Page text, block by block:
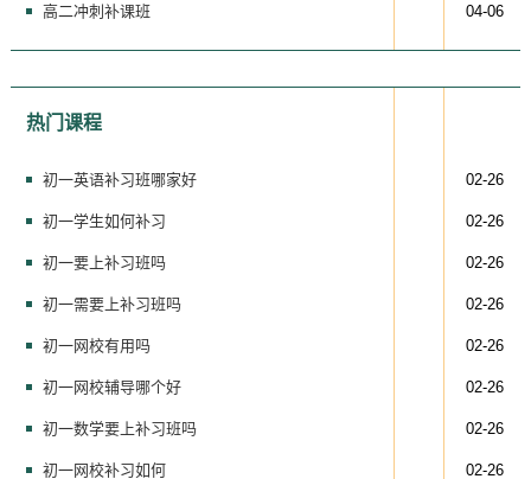
高二冲刺补课班 04-06
热门课程
初一英语补习班哪家好 02-26
初一学生如何补习 02-26
初一要上补习班吗 02-26
初一需要上补习班吗 02-26
初一网校有用吗 02-26
初一网校辅导哪个好 02-26
初一数学要上补习班吗 02-26
初一网校补习如何 02-26